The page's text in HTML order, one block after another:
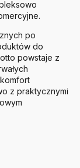
po
do
powstaje z
z praktycznymi